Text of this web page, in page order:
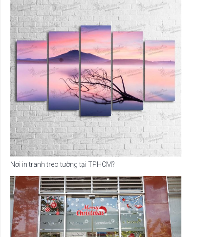
Nơi in tranh treo tường tại TPHCM?